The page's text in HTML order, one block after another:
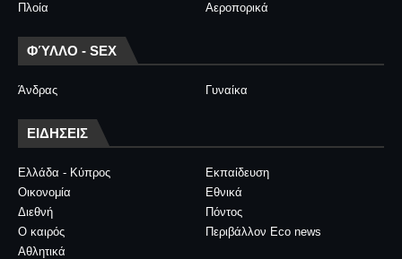
Πλοία
Αεροπορικά
ΦΎΛΛΟ - SEX
Άνδρας Γυναίκα
ΕΙΔΗΣΕΙΣ
Ελλάδα - Κύπρος
Εκπαίδευση
Οικονομία
Εθνικά
Διεθνή
Πόντος
Ο καιρός
Περιβάλλον Eco news
Αθλητικά